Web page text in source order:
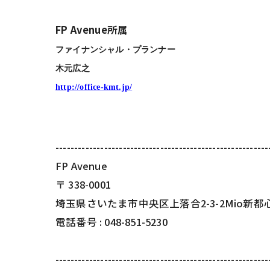
FP Avenue所属
ファイナンシャル・プランナー
木元広之
http://office-kmt.jp/
FP Avenue
〒338-0001
埼玉県さいたま市中央区上落合2-3-2Mio新都
電話番号 : 048-851-5230